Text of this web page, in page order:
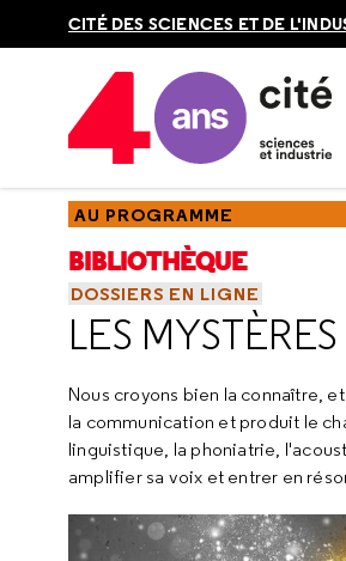
CITÉ DES SCIENCES ET DE
Accueil Au programme
AU PROGRAMME
BIBLIOTHÈQUE
DOSSIERS EN LIGNE
LES
Nous croyons bien la connaître,
la communication et produit le
linguistique, la phoniatrie,
amplifier sa voix et entrer en